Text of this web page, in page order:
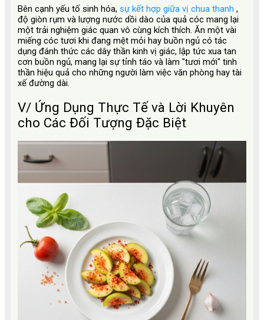
Bên cạnh yếu tố sinh hóa, sự kết hợp giữa vị chua thanh ,
độ giòn rụm và lượng nước dồi dào của quả cóc mang lại
một trải nghiệm giác quan vô cùng kích thích. Ăn một vài
miếng cóc tươi khi đang mệt mỏi hay buồn ngủ có tác
dụng đánh thức các dây thần kinh vị giác, lập tức xua tan
cơn buồn ngủ, mang lại sự tỉnh táo và làm "tươi mới" tinh
thần hiệu quả cho những người làm việc văn phòng hay tài
xế đường dài.
V/ Ứng Dụng Thực Tế và Lời Khuyên
cho Các Đối Tượng Đặc Biệt